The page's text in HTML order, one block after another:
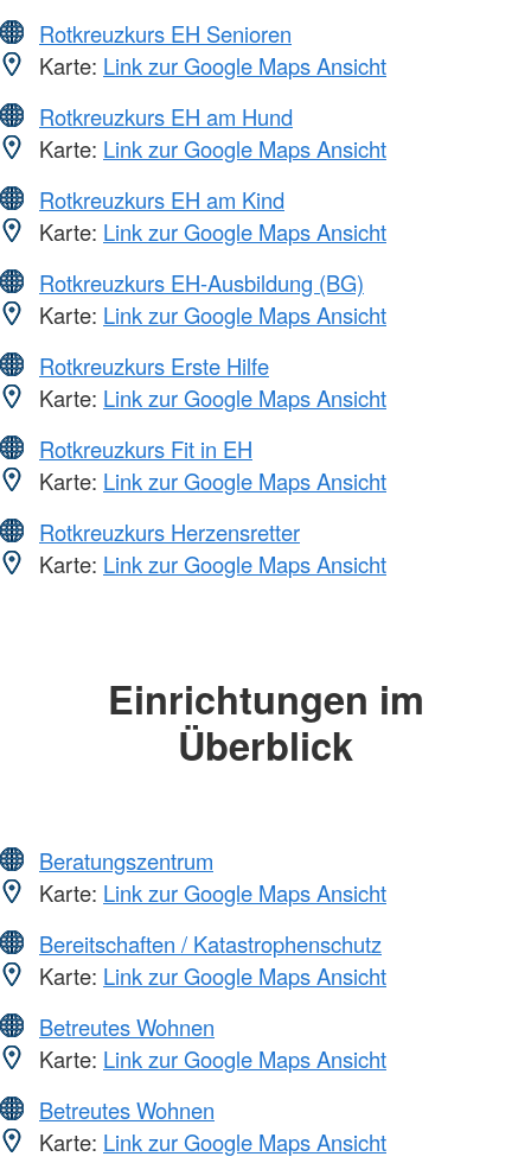
Rotkreuzkurs EH Senioren
Karte: Link zur Google Maps Ansicht
Rotkreuzkurs EH am Hund
Karte: Link zur Google Maps Ansicht
Rotkreuzkurs EH am Kind
Karte: Link zur Google Maps Ansicht
Rotkreuzkurs EH-Ausbildung (BG)
Karte: Link zur Google Maps Ansicht
Rotkreuzkurs Erste Hilfe
Karte: Link zur Google Maps Ansicht
Rotkreuzkurs Fit in EH
Karte: Link zur Google Maps Ansicht
Rotkreuzkurs Herzensretter
Karte: Link zur Google Maps Ansicht
Einrichtungen im
Überblick
Beratungszentrum
Karte: Link zur Google Maps Ansicht
Bereitschaften / Katastrophenschutz
Karte: Link zur Google Maps Ansicht
Betreutes Wohnen
Karte: Link zur Google Maps Ansicht
Betreutes Wohnen
Karte: Link zur Google Maps Ansicht